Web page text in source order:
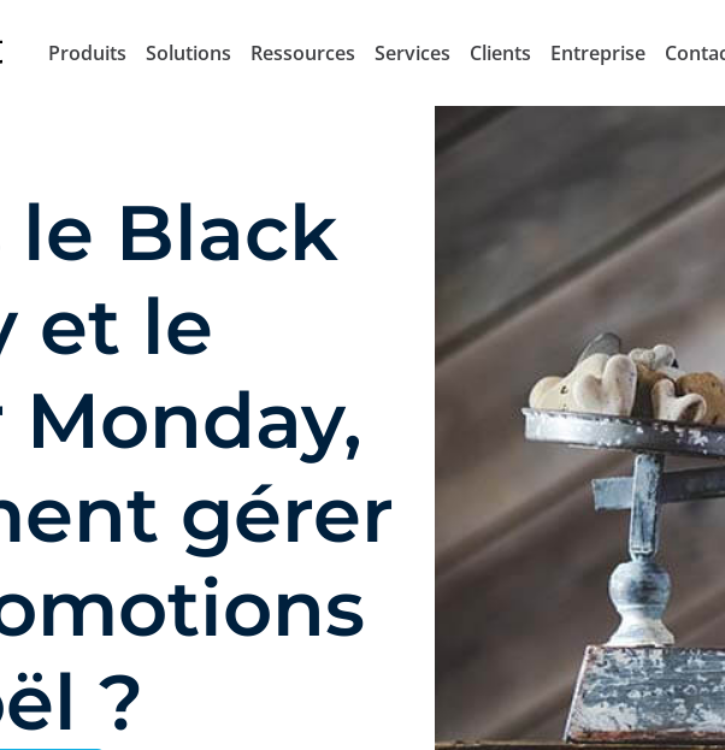
Produits Solutions Ressources Services Clients Entreprise
le Black
et le
Monday,
gérer
?